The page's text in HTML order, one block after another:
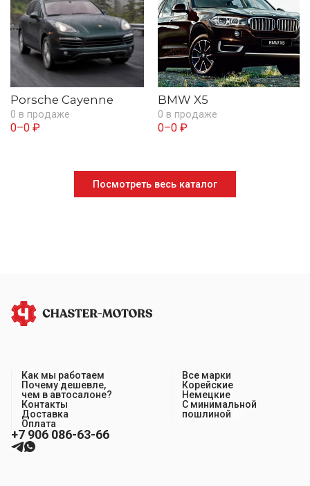
Porsche Cayenne
0 в продаже
0–0 ₽
BMW X5
0 в продаже
0–0 ₽
Посмотреть весь каталог
Как мы работаем
Почему дешевле,
чем в автосалоне?
Контакты
Доставка
Оплата
Все марки
Корейские
Немецкие
С минимальной
пошлиной
+7 906 086-63-66